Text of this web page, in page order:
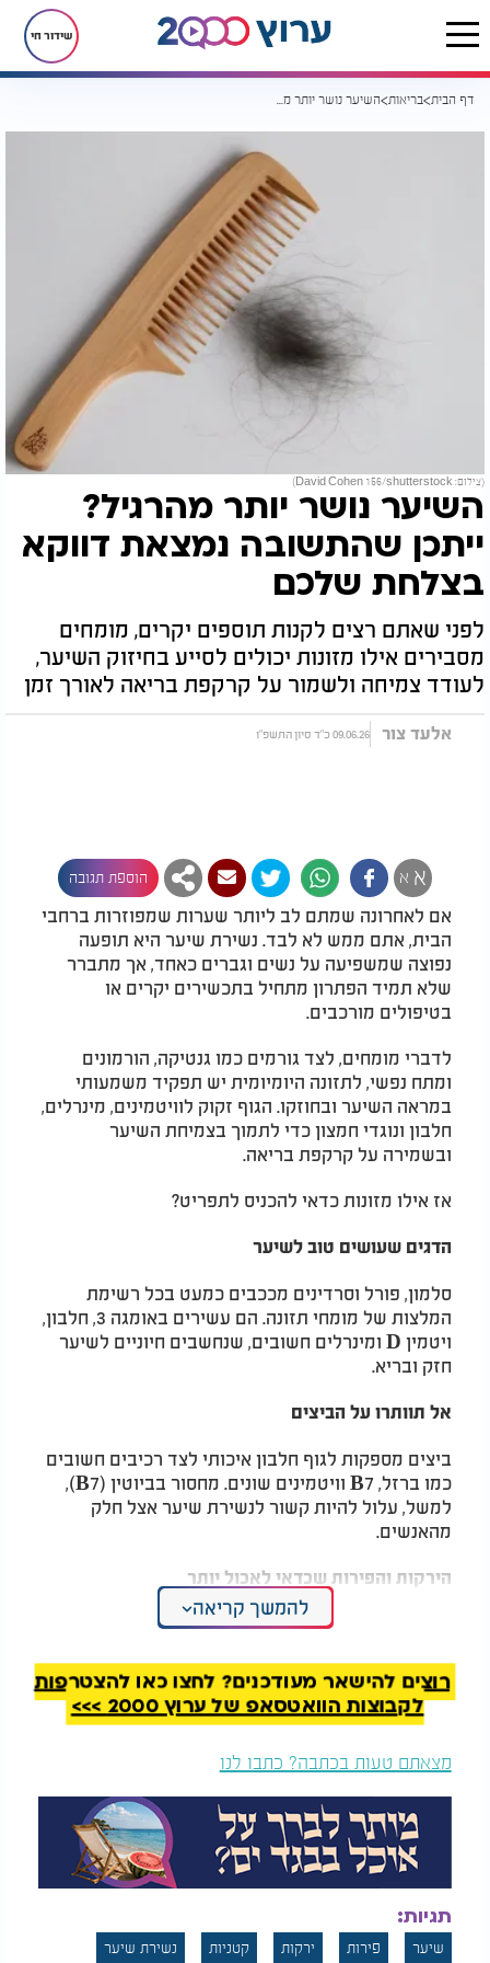
שידור חי
דף הבית בריאות השיער נושר יותר מהרגיל? ייתכן שהתשובה נמצאת דווקא בצלחת שלכם
(צילום: David Cohen 156/shutterstock)
השיער נושר יותר מהרגיל?
ייתכן שהתשובה נמצאת דווקא
בצלחת שלכם
לפני שאתם רצים לקנות תוספים יקרים, מומחים
מסבירים אילו מזונות יכולים לסייע בחיזוק השיער,
לעודד צמיחה ולשמור על קרקפת בריאה לאורך זמן
אלעד צור 09.06.26 כ"ד סיון התשפ"ו
א א הוספת תגובה
אם לאחרונה שמתם לב ליותר שערות שמפוזרות ברחבי
הבית, אתם ממש לא לבד. נשירת שיער היא תופעה
נפוצה שמשפיעה על נשים וגברים כאחד, אך מתברר
שלא תמיד הפתרון מתחיל בתכשירים יקרים או
בטיפולים מורכבים.
לדברי מומחים, לצד גורמים כמו גנטיקה, הורמונים
ומתח נפשי, לתזונה היומיומית יש תפקיד משמעותי
במראה השיער ובחוזקו. הגוף זקוק לוויטמינים, מינרלים,
חלבון ונוגדי חמצון כדי לתמוך בצמיחת השיער
ובשמירה על קרקפת בריאה.
אז אילו מזונות כדאי להכניס לתפריט?
הדגים שעושים טוב לשיער
סלמון, פורל וסרדינים מככבים כמעט בכל רשימת
המלצות של מומחי תזונה. הם עשירים באומגה 3, חלבון,
ויטמין D ומינרלים חשובים, שנחשבים חיוניים לשיער
חזק ובריא.
אל תוותרו על הביצים
ביצים מספקות לגוף חלבון איכותי לצד רכיבים חשובים
כמו ברזל, B7 וויטמינים שונים. מחסור בביוטין (B7),
למשל, עלול להיות קשור לנשירת שיער אצל חלק
מהאנשים.
הירקות והפירות שכדאי לאכול יותר
פלפלים צבעוניים עשירים בוויטמין C, המסייע בייצור
אוכמניות ופטל (יש לבדוק אותם מבחינת טיב
הכשרות) מספקים לגוף נוגדי חמצון שעוזרים להגן על
התאים מפני נזקים.
תרד נחשב לאחד המזונות החשובים לבריאות השיער
אחד הגורמים הנפוצים לדלילות ונשירה, במיוחד אצל
נשים.
המלצות נוספות
להמשך קריאה
רוצים להישאר מעודכנים? לחצו כאן להצטרפות
לקבוצות הוואטסאפ של ערוץ 2000 >>>
מצאתם טעות בכתבה? כתבו לנו
תגיות:
שיער פירות ירקות קטניות
נשירת שיער